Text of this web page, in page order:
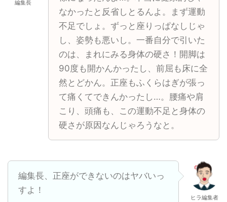
編集長
なかったと反省しとるんよ。まず運動
不足でしょ。ずっと座りっぱなしじゃ
し、姿勢も悪いし。一番自分で引いた
のは、まれにみる身体の硬さ！開脚は
90度も開かんかったし、前屈も床に全
然とどかん。正座もふくらはぎが張っ
て痛くてできんかったし…。腰痛や肩
こり、頭痛も、この運動不足と身体の
硬さが原因なんじゃろうなと。
編集長、正座ができないのはヤバいっ
すよ！
ヒラ編集者